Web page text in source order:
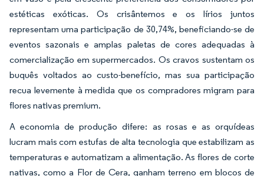
estéticas exóticas. Os crisântemos e os lírios juntos
representam uma participação de 30,74%, beneficiando-se de
eventos sazonais e amplas paletas de cores adequadas à
comercialização em supermercados. Os cravos sustentam os
buquês voltados ao custo-benefício, mas sua participação
recua levemente à medida que os compradores migram para
flores nativas premium.
A economia de produção difere: as rosas e as orquídeas
lucram mais com estufas de alta tecnologia que estabilizam as
temperaturas e automatizam a alimentação. As flores de corte
nativas, como a Flor de Cera, ganham terreno em blocos de